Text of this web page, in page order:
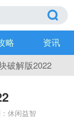
略
资讯
破解版2022
休闲益智